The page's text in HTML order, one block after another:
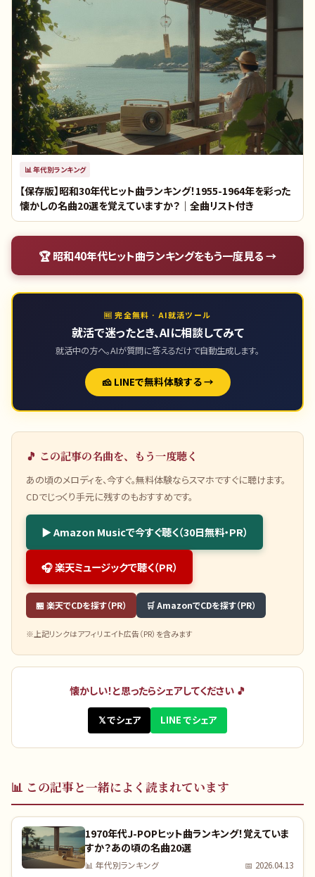
📊 年代別ランキング
【保存版】昭和30年代ヒット曲ランキング！1955-1964年を彩った
懐かしの名曲20選を覚えていますか？｜全曲リスト付き
🏆昭和40年代ヒット曲ランキングをもう一度見る →
🆓 完全無料 · AI就活ツール
就活で迷ったとき、AIに相談してみて
就活中の方へ。AIが質問に答えるだけで自動生成します。
🧀 LINEで無料体験する →
🎵 この記事の名曲を、もう一度聴く
あの頃のメロディを、今すぐ。無料体験ならスマホですぐに聴けます。
CDでじっくり手元に残すのもおすすめです。
▶ Amazon Musicで今すぐ聴く（30日無料・PR）
🎧 楽天ミュージックで聴く（PR）
🏪 楽天でCDを探す（PR） 🛒 AmazonでCDを探す（PR）
※上記リンクはアフィリエイト広告（PR）を含みます
懐かしい！と思ったらシェアしてください 🎵
𝕏 でシェア LINE でシェア
📊 この記事と一緒によく読まれています
1970年代J-POPヒット曲ランキング！覚えていま
すか？あの頃の名曲20選
📊 年代別ランキング 📅 2026.04.13